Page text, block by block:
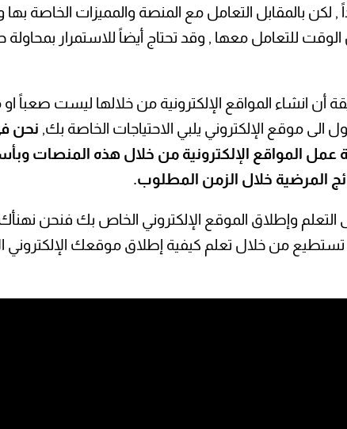
, لكن بالمقابل التعامل مع المنصة والمميزات الخاصة
الوقت للتعامل معها , وقد تحتاج أيضاً للاستمرار
انشاء المواقع الإلكترونية من خلالها ليست صعباً او
الى موقع الإلكتروني يلبي الاحتياجات الخاصة بك, نحن
عمل المواقع الإلكترونية من خلال هذه المنصات
المرضية خلال الزمن المطلوب.
التعلم وإطلاق الموقع الإلكتروني الخاص بك فنحن
من خلال تعلم كيفية إطلاق موقعك الإلكتروني